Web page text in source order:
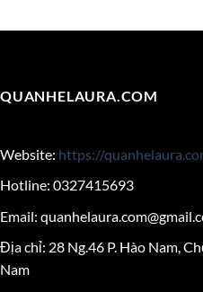
QUANHELAURA.COM
Website: https://
Hotline: 0327415693
Email:
Địa chỉ: 28 Ng.46 P. Hào Nam,
Nam